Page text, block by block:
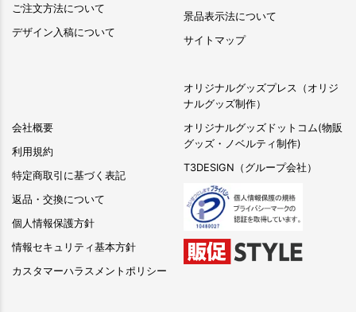
ご注文方法について
デザイン入稿について
会社概要
利用規約
特定商取引に基づく表記
返品・交換について
個人情報保護方針
情報セキュリティ基本方針
カスタマーハラスメントポリシー
景品表示法について
サイトマップ
オリジナルグッズプレス（オリジ
ナルグッズ制作）
オリジナルグッズドットコム(物販
グッズ・ノベルティ制作)
T3DESIGN（グループ会社）